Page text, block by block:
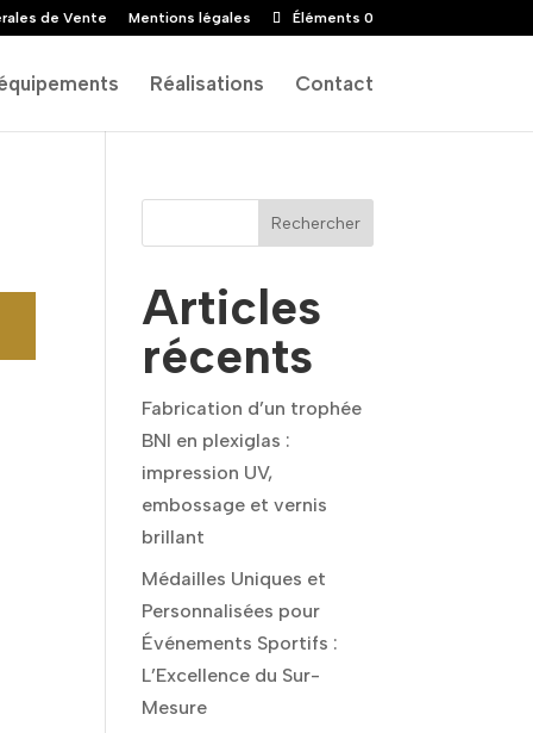
de Vente Mentions légales Éléments 0
Réalisations Contact
Rechercher
Articles
récents
Fabrication d’un trophée
BNI en plexiglas :
impression UV,
embossage et vernis
brillant
Médailles Uniques et
Personnalisées pour
Événements Sportifs :
L’Excellence du Sur-
Mesure